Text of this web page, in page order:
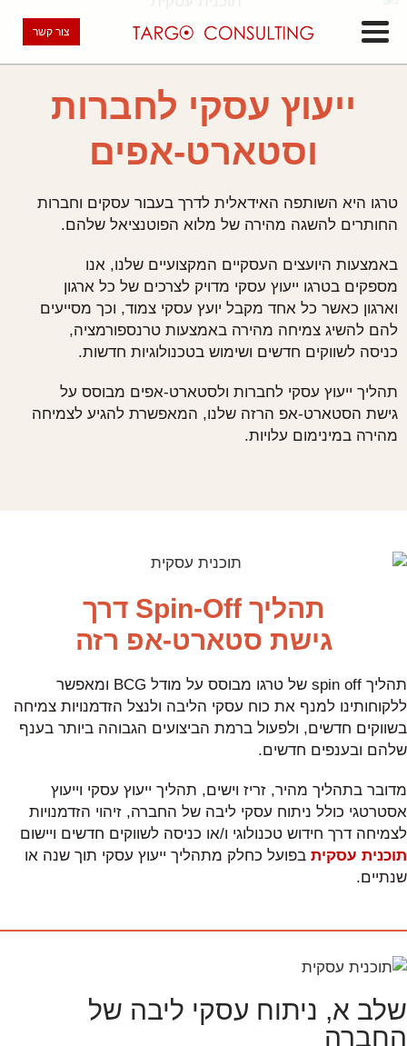
צור קשר
ייעוץ עסקי לחברות
וסטארט-אפים
טרגו היא השותפה האידאלית לדרך בעבור עסקים וחברות
החותרים להשגה מהירה של מלוא הפוטנציאל שלהם.
באמצעות היועצים העסקיים המקצועיים שלנו, אנו
מספקים בטרגו ייעוץ עסקי מדויק לצרכים של כל ארגון
וארגון כאשר כל אחד מקבל יועץ עסקי צמוד, וכך מסייעים
להם להשיג צמיחה מהירה באמצעות טרנספורמציה,
כניסה לשווקים חדשים ושימוש בטכנולוגיות חדשות.
תהליך ייעוץ עסקי לחברות ולסטארט-אפים מבוסס על
גישת הסטארט-אפ הרזה שלנו, המאפשרת להגיע לצמיחה
מהירה במינימום עלויות.
תהליך Spin-Off דרך
גישת סטארט-אפ רזה
תהליך spin off של טרגו מבוסס על מודל BCG ומאפשר
ללקוחותינו למנף את כוח עסקי הליבה ולנצל הזדמנויות צמיחה
בשווקים חדשים, ולפעול ברמת הביצועים הגבוהה ביותר בענף
שלהם ובענפים חדשים.
מדובר בתהליך מהיר, זריז וישים, תהליך ייעוץ עסקי וייעוץ
אסטרטגי כולל ניתוח עסקי ליבה של החברה, זיהוי הזדמנויות
לצמיחה דרך חידוש טכנולוגי ו/או כניסה לשווקים חדשים ויישום
תוכנית עסקית בפועל כחלק מתהליך ייעוץ עסקי תוך שנה או
שנתיים.
שלב א, ניתוח עסקי ליבה של
החברה